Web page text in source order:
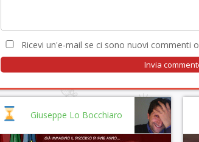
Ricevi un'e-mail se ci sono nuovi commenti o
Giuseppe Lo Bocchiaro